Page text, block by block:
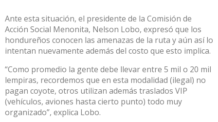
Ante esta situación, el presidente de la Comisión de
Acción Social Menonita, Nelson Lobo, expresó que los
hondureños conocen las amenazas de la ruta y aún así lo
intentan nuevamente además del costo que esto implica.
“Como promedio la gente debe llevar entre 5 mil o 20 mil
lempiras, recordemos que en esta modalidad (ilegal) no
pagan coyote, otros utilizan además traslados VIP
(vehículos, aviones hasta cierto punto) todo muy
organizado”, explica Lobo.